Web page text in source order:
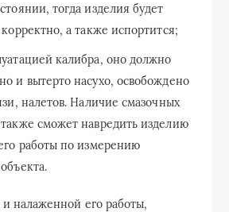
тогда изделия будет
а также испортится;
калибра, оно должно
и вытерто насухо, освобождено
налетов. Наличие смазочных
сможет навредить изделию
работы по измерению
налаженной его работы,